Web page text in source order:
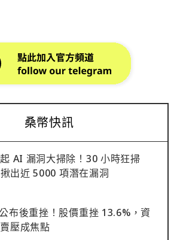
桑幣快訊
AI 漏洞大掃除！30 小時狂掃
出近 5000 項潛在漏洞
布後重挫！股價重挫 13.6%，資
壓成焦點